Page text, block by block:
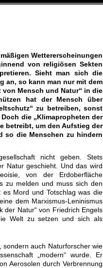
Wettererscheinungen
von religiösen Sekten
Sieht man sich die
an, so kann man nur mit dem
Mensch und Natur“ in die
hat der Mensch über
zu betreiben, sonst
die „Klimapropheten der
betreibt, um den Aufstieg der
so die Menschen zu hindern
nicht geben. Stets
Natur geschieht. Und das wird
von der Erdoberfläche
zu melden und muss sich den
Mord und Totschlag was die
dem Marxismus-Leninismus
der Natur“von Friedrich Engels
Welt zu setzen und sich als
sondern auch Naturforscher wie
„modern“ wurde. Er
Aerosolen durch Verbrennung